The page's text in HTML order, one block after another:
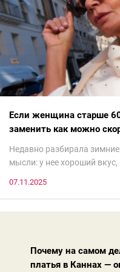
Если женщина старше
заменить как можно
Недавно разбирала
мысли: у нее хороший
моды. Вовсе нет.Проблема
07.11.2025
Почему на самом
платья в Каннах —